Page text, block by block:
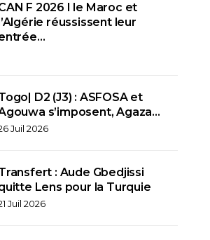
F 2026 I le Maroc et
l’Algérie réussissent leur
D2 (J3) : ASFOSA et
s’imposent, Agaza…
Juil 2026
: Aude Gbedjissi
Lens pour la Turquie
Juil 2026